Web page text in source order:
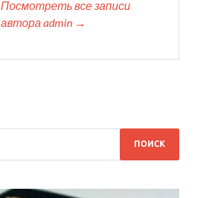
Посмотреть все записи
автора admin →